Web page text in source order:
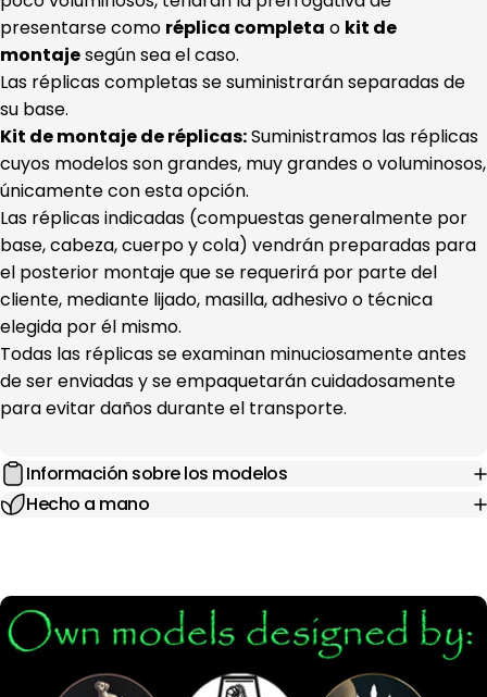
presentarse como réplica completa o kit de
montajesegún sea el caso.
Las réplicas completas se suministrarán separadas de
su base.
Kit de montaje de réplicas:Suministramos las réplicas
cuyos modelos son grandes, muy grandes o voluminosos,
únicamente con esta opción.
Las réplicas indicadas (compuestas generalmente por
base, cabeza, cuerpo y cola) vendrán preparadas para
el posterior montaje que se requerirá por parte del
cliente, mediante lijado, masilla, adhesivo o técnica
elegida por él mismo.
Todas las réplicas se examinan minuciosamente antes
de ser enviadas y se empaquetarán cuidadosamente
para evitar daños durante el transporte.
Información sobre los modelos
Hecho a mano